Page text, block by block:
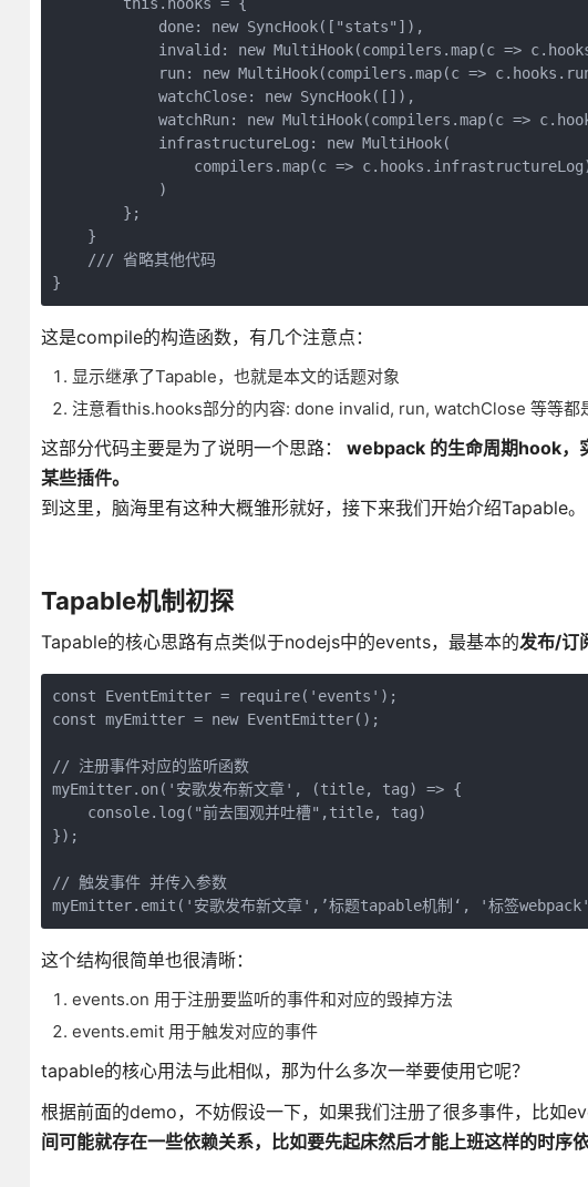
            done: new SyncHook(["stats"]),
invalid: new MultiHook(compilers.map(c =>
run: new MultiHook(compilers.map(c =>
            watchClose: new SyncHook([]),
watchRun: new MultiHook(compilers.map(c =>
            infrastructureLog: new MultiHook(
compilers.map(c =>
            )
        };
    }
    /// 省略其他代码
}
这是compile的构造函数，有几个注意点：
显示继承了Tapable，也就是本文的话题对象
注意看this.hooks部分的内容: done invalid, run, watchClose 等等都
这部分代码主要是为了说明一个思路：
webpack 的生命周期hook，
某些插件。
到这里，脑海里有这种大概雏形就好，接下来我们开始介绍Tapable。
Tapable机制初探
Tapable的核心思路有点类似于nodejs中的events，最基本的发布/订
const EventEmitter = require('events');
const myEmitter = new EventEmitter();
// 注册事件对应的监听函数
myEmitter.on('安歌发布新文章', (title, tag) => {
    console.log("前去围观并吐槽",title, tag)
});
// 触发事件 并传入参数
myEmitter.emit('安歌发布新文章',’标题tapable机制‘, '标签
这个结构很简单也很清晰：
events.on 用于注册要监听的事件和对应的毁掉方法
events.emit 用于触发对应的事件
tapable的核心用法与此相似，那为什么多次一举要使用它呢？
根据前面的demo，不妨假设一下，如果我们注册了很多事件，比如
间可能就存在一些依赖关系，比如要先起床然后才能上班这样的时序